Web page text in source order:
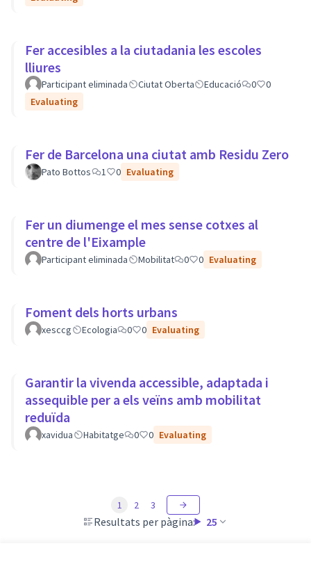
Fer accesibles a la ciutadania les escoles
lliures
Participant eliminada Ciutat Oberta Educació 0
0
Evaluating
Fer de Barcelona una ciutat amb Residu Zero
Pato Bottos 1 0 Evaluating
Fer un diumenge el mes sense cotxes al
centre de l'Eixample
Participant eliminada Mobilitat 0 0 Evaluating
Foment dels horts urbans
xesccg Ecologia 0 0 Evaluating
Garantir la vivenda accessible, adaptada i
assequible per a els veïns amb mobilitat
reduïda
xavidua Habitatge 0 0 Evaluating
Resultats per pàgina: 25
1 2 3